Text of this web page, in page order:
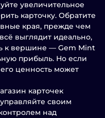
увеличительное
карточку. Обратите
края, прежде чем
выглядит идеально,
к вершине — Gem Mint
прибыль. Но если
ценность может
карточек
своим
над